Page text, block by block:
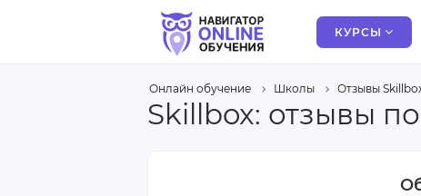
КУРСЫ
Онлайн обучение Школы Отзывы
Skillbox: отзывы